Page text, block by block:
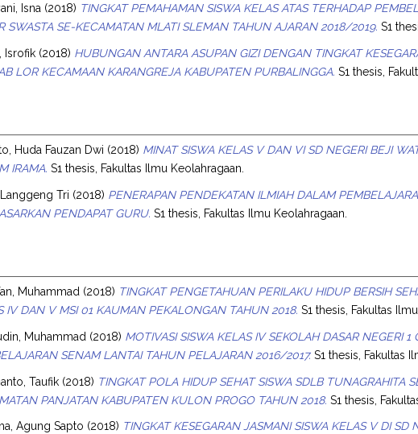
Isna (2018) TINGKAT PEMAHAMAN SISWA KELAS ATAS TERHADAP
SWASTA SE-KECAMATAN MLATI SLEMAN TAHUN AJARAN 2018/2019. S1
Isrofik (2018) HUBUNGAN ANTARA ASUPAN GIZI DENGAN TINGKAT
LOR KECAMAAN KARANGREJA KABUPATEN PURBALINGGA. S1 thesis,
Huda Fauzan Dwi (2018) MINAT SISWA KELAS V DAN VI SD NEGERI BEJI
IRAMA. S1 thesis, Fakultas Ilmu Keolahragaan.
Tri (2018) PENERAPAN PENDEKATAN ILMIAH DALAM
PENDAPAT GURU. S1 thesis, Fakultas Ilmu Keolahragaan.
Muhammad (2018) TINGKAT PENGETAHUAN PERILAKU HIDUP BERSIH
IV DAN V MSI 01 KAUMAN PEKALONGAN TAHUN 2018. S1 thesis, Fakultas
Muhammad (2018) MOTIVASI SISWA KELAS IV SEKOLAH DASAR NEGERI
SENAM LANTAI TAHUN PELAJARAN 2016/2017. S1 thesis, Fakultas
Taufik (2018) TINGKAT POLA HIDUP SEHAT SISWA SDLB TUNAGRAHITA
PANJATAN KABUPATEN KULON PROGO TAHUN 2018. S1 thesis,
Agung Sapto (2018) TINGKAT KESEGARAN JASMANI SISWA KELAS V DI